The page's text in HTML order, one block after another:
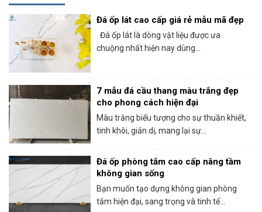
Đá ốp lát cao cấp giá rẻ mẫu mã đẹp
Đá ốp lát là dòng vật liệu được ưa
chuộng nhất hiện nay dùng...
7 mẫu đá cầu thang màu trắng đẹp
cho phong cách hiện đại
Màu trắng biểu tượng cho sự thuần khiết,
tinh khôi, giản dị, mang lại sự...
Đá ốp phòng tắm cao cấp nâng tầm
không gian sống
Bạn muốn tạo dựng không gian phòng
tắm hiện đại, sang trọng và tinh tế...